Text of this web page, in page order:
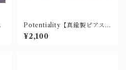
Potentiality【真鍮製ピアス
(樹脂ノンホール・チタン有)】
¥2,100